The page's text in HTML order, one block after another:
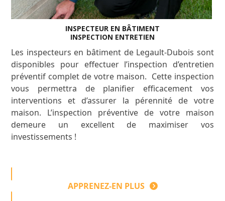
INSPECTEUR EN BÂTIMENT
INSPECTION ENTRETIEN
Les inspecteurs en bâtiment de Legault-Dubois sont
disponibles pour effectuer l’inspection d’entretien
préventif complet de votre maison. Cette inspection
vous permettra de planifier efficacement vos
interventions et d’assurer la pérennité de votre
maison. L’inspection préventive de votre maison
demeure un excellent de maximiser vos
investissements !
APPRENEZ-EN PLUS